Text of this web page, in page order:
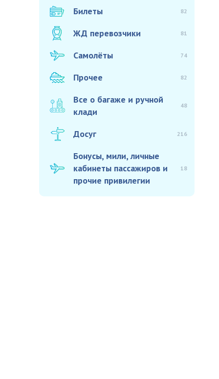
Билеты 82
ЖД перевозчики 81
Самолёты 74
Прочее 82
Все о багаже и ручной
клади
48
Досуг 216
Бонусы, мили, личные
кабинеты пассажиров и
прочие привилегии
18